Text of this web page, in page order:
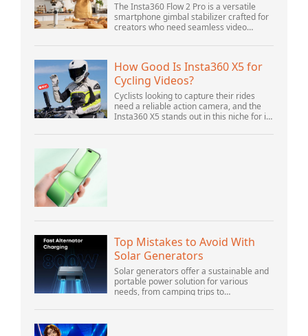
The Insta360 Flow 2 Pro is a versatile
smartphone gimbal stabilizer crafted for
creators who need seamless video
for vlogging, live streaming, and video
How Good Is Insta360 X5 for
Cycling Videos?
Cyclists looking to capture their rides
need a reliable action camera, and the
Insta360 X5 stands out in this niche for its
Offering top-of-the-line 8K 360° video ca...
Top Mistakes to Avoid With
Solar Generators
Solar generators offer a sustainable and
portable power solution for various
needs, from camping trips to
increases, it’s vital to navigate common